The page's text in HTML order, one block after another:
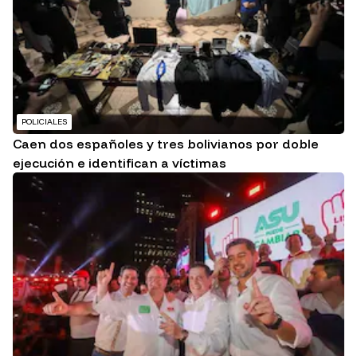
POLICIALES
Caen dos españoles y tres bolivianos por doble
ejecución e identifican a víctimas